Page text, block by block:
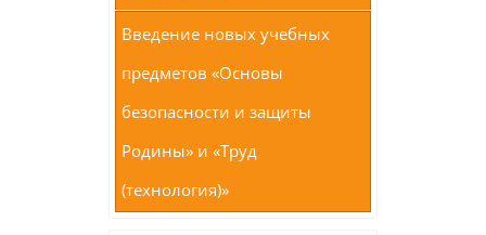
Введение новых учебных
предметов «Основы
безопасности и защиты
Родины» и «Труд
(технология)»